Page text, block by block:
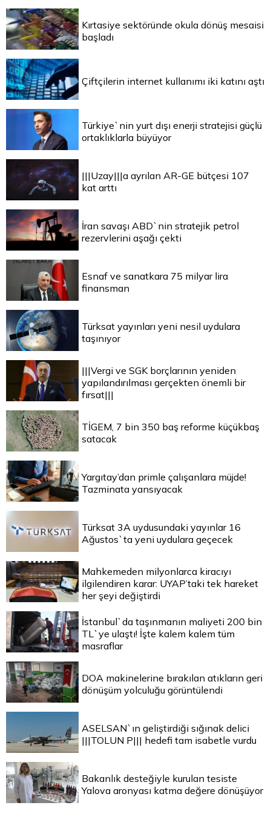
Kırtasiye sektöründe okula dönüş mesaisi
başladı
Çiftçilerin internet kullanımı iki katını aştı
Türkiye`nin yurt dışı enerji stratejisi güçlü
ortaklıklarla büyüyor
|||Uzay|||a ayrılan AR-GE bütçesi 107
kat arttı
İran savaşı ABD`nin stratejik petrol
rezervlerini aşağı çekti
Esnaf ve sanatkara 75 milyar lira
finansman
Türksat yayınları yeni nesil uydulara
taşınıyor
|||Vergi ve SGK borçlarının yeniden
yapılandırılması gerçekten önemli bir
fırsat|||
TİGEM, 7 bin 350 baş reforme küçükbaş
satacak
Yargıtay’dan primle çalışanlara müjde!
Tazminata yansıyacak
Türksat 3A uydusundaki yayınlar 16
Ağustos`ta yeni uydulara geçecek
Mahkemeden milyonlarca kiracıyı
ilgilendiren karar: UYAP’taki tek hareket
her şeyi değiştirdi
İstanbul`da taşınmanın maliyeti 200 bin
TL`ye ulaştı! İşte kalem kalem tüm
masraflar
DOA makinelerine bırakılan atıkların geri
dönüşüm yolculuğu görüntülendi
ASELSAN`ın geliştirdiği sığınak delici
|||TOLUN P||| hedefi tam isabetle vurdu
Bakanlık desteğiyle kurulan tesiste
Yalova aronyası katma değere dönüşüyor